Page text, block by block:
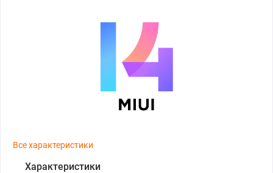
Все характеристики
Характеристики